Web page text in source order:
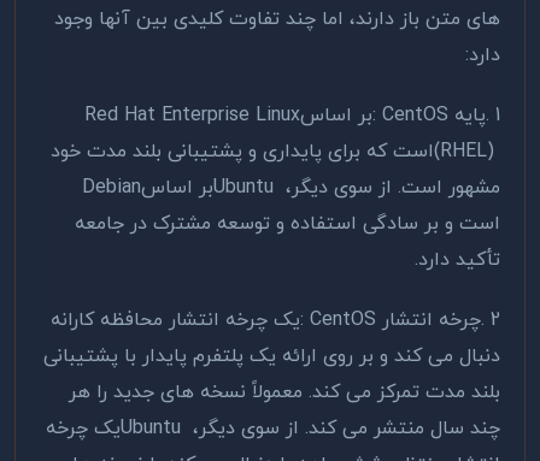
های متن باز دارند، اما چند تفاوت کلیدی بین آنها وجود
دارد:
1
.پایه : CentOSبر اساسRed Hat Enterprise Linux
(RHEL)است که برای پایداری و پشتیبانی بلند مدت خود
مشهور است. از سوی دیگر، Ubuntuبر اساسDebian
است و بر سادگی استفاده و توسعه مشترک در جامعه
تأکید دارد.
2
.چرخه انتشار : CentOSیک چرخه انتشار محافظه کارانه
دنبال می کند و بر روی ارائه یک پلتفرم پایدار با پشتیبانی
بلند مدت تمرکز می کند. معمولاً نسخه های جدید را هر
چند سال منتشر می کند. از سوی دیگر، Ubuntuیک چرخه